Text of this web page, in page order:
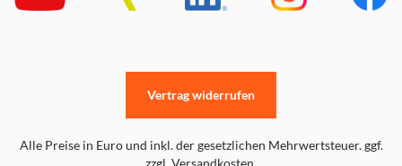
Alle Preise in Euro und inkl. der gesetzlichen Mehrwertsteuer. ggf.
zzgl. Versandkosten.
Vertrag widerrufen